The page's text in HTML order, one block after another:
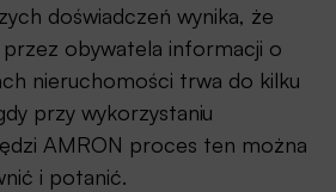
doświadczeń wynika, że
przez obywatela informacji o
nieruchomości trwa do kilku
przy wykorzystaniu
AMRON proces ten można
i potanić.